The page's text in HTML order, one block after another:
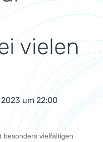
vielen
um 22:00
besonders vielfältigen